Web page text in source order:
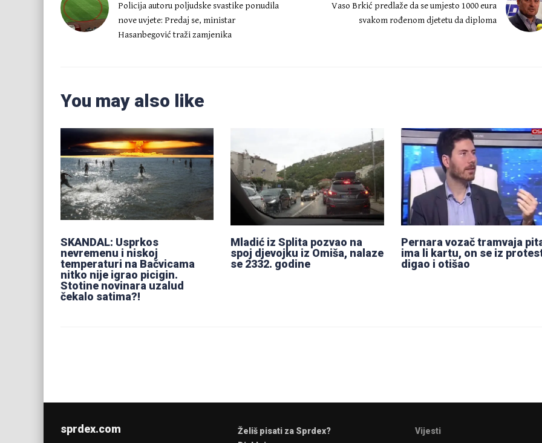
Policija autoru poljudske svastike ponudila
nove uvjete: Predaj se, ministar
Hasanbegović traži zamjenika
Vaso Brkić predlaže da se umjesto 1000 eura
svakom rođenom djetetu da diploma
You may also like
SKANDAL: Usprkos
nevremenu i niskoj
temperaturi na Bačvicama
nitko nije igrao picigin.
Stotine novinara uzalud
čekalo satima?!
Mladić iz Splita pozvao na
spoj djevojku iz Omiša, nalaze
se 2332. godine
Pernara vozač tramvaja
ima li kartu, on se iz
digao i otišao
sprdex.com
Želiš pisati za Sprdex?
Vijesti